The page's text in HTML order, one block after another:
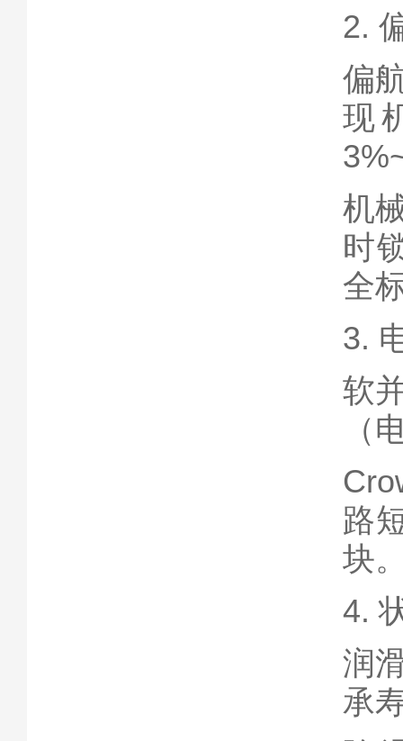
2.
偏
现
机
时
全
3.
软
（
路
块
4.
润
承